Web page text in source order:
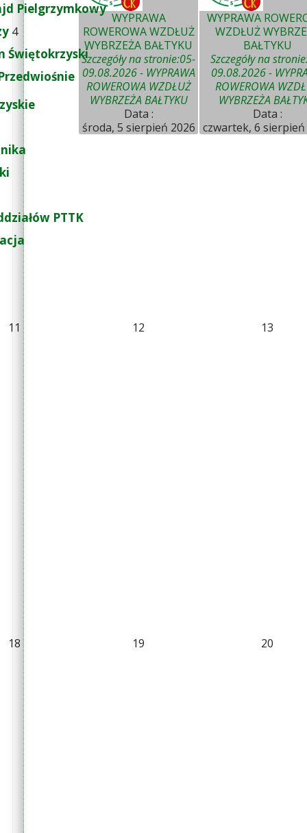
Pielgrzymkowy
Świętokrzyski
PTTK
4
WYPRAWA
ROWEROWA WZDŁUŻ
WYBRZEŻA BAŁTYKU
Szczegóły na stronie:05-
09.08.2026 - WYPRAWA
ROWEROWA WZDŁUŻ
WYBRZEŻA BAŁTYKU
Data :
środa, 5 sierpień 2026
WYPRAWA
WZDŁUŻ
BAŁTYKU
Szczegóły na
09.08.2026 -
ROWEROWA
WYBRZEŻA
Data :
czwartek, 6 sierpień
11 12 13
18 19 20